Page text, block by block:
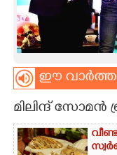
ART
ASTRO
CARTOONS
LITERATURE
ഈ വാർത്ത
മിലിന്ദ്